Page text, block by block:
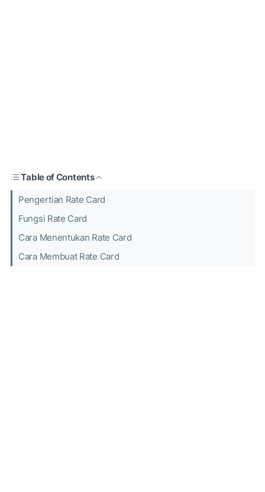
Table of Contents
Pengertian Rate Card
Fungsi Rate Card
Cara Menentukan Rate Card
Cara Membuat Rate Card